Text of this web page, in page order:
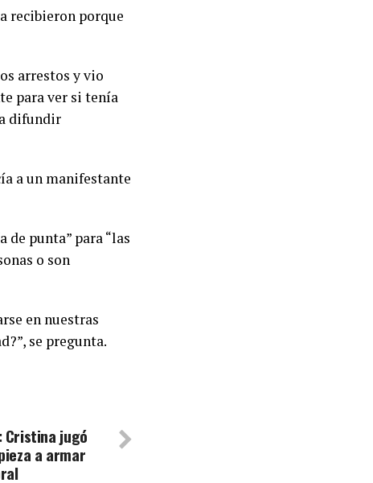
recibieron porque
arrestos y vio
para ver si tenía
difundir
a un manifestante
de punta” para “las
o son
en nuestras
se pregunta.
Cristina jugó
a armar